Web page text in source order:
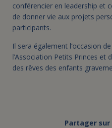
conférencier en leadership et
de donner vie aux projets
participants.
Il sera également l’occasion
l’Association Petits Princes et
des rêves des enfants
Partager sur